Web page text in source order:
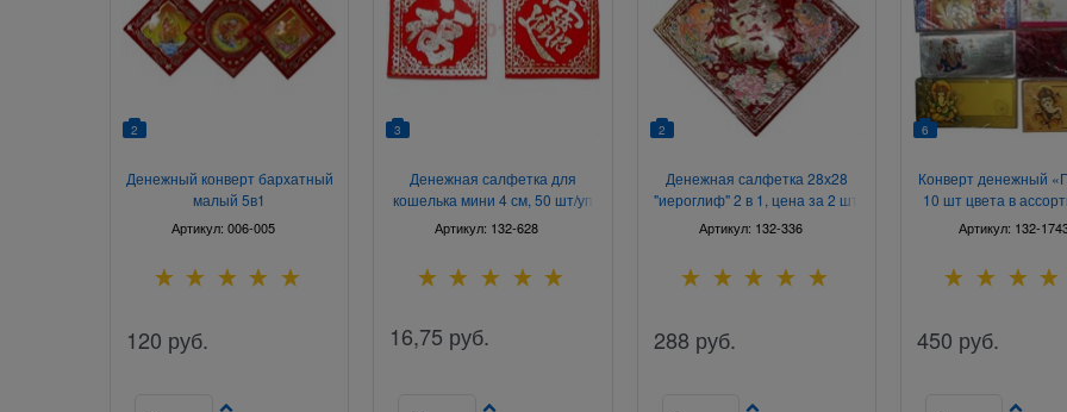
2
Денежный конверт бархатный
малый 5в1
Артикул:006-005
120 руб.
3
Денежная салфетка для
кошелька мини 4 см, 50 шт/уп
Артикул: 132-628
16,75 руб.
2
Денежная салфетка 28х28
"иероглиф" 2 в 1, цена за 2 шт
Артикул: 132-336
288 руб.
6
Конверт денежный
10 шт цвета в
Артикул: 132-
450 руб.